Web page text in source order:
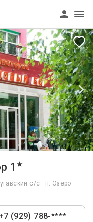
1 ★
с/с · п. Озеро
(929) 788-****